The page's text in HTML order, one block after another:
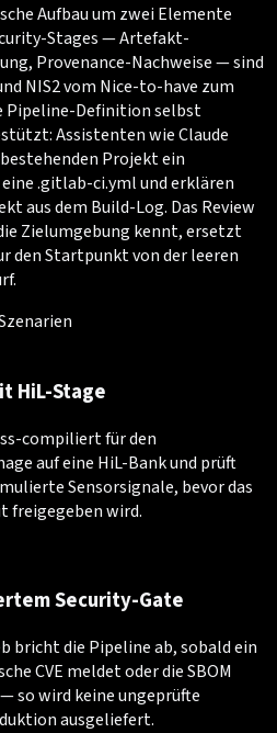
Aufbau um zwei Elemente
Stages — Artefakt-
Provenance-Nachweise — sind
NIS2 vom Nice-to-have zum
Pipeline-Definition selbst
Assistenten wie Claude
Projekt ein
.gitlab-ci.yml und erklären
aus dem Build-Log. Das Review
Zielumgebung kennt, ersetzt
den Startpunkt von der leeren
HiL-Stage
compiliert für den
auf eine HiL-Bank und prüft
Sensorsignale, bevor das
freigegeben wird.
Security-Gate
bricht die Pipeline ab, sobald ein
CVE meldet oder die SBOM
so wird keine ungeprüfte
ausgeliefert.